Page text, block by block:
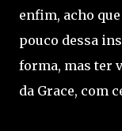
enfim, acho
pouco dessa
forma, mas ter
da Grace, com